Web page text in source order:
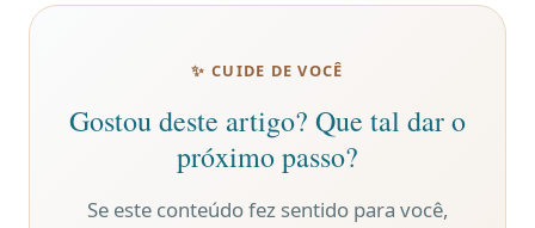
✨ CUIDE DE VOCÊ
Gostou deste artigo? Que tal dar o
próximo passo?
Se este conteúdo fez sentido para você,